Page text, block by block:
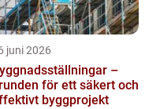
juni 2026
–
för ett säkert och
byggprojekt